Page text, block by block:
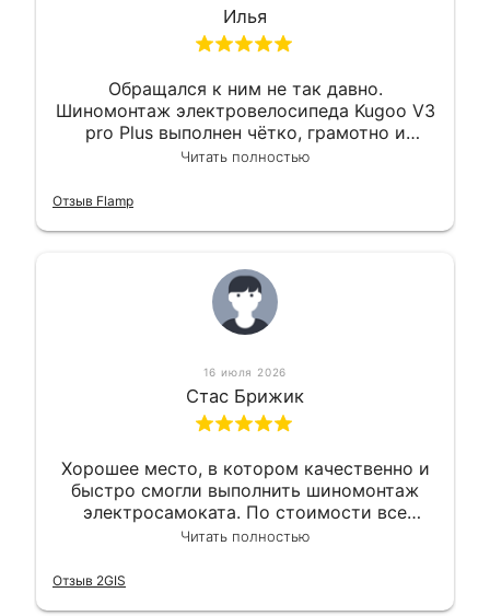
Илья
Обращался к ним не так давно.
Шиномонтаж электровелосипеда Kugoo V3
pro Plus выполнен чётко, грамотно и
квалифицированно. Всё сделано
Читать полностью
Отзыв Flamp
16 июля 2026
Стас Брижик
Хорошее место, в котором качественно и
быстро смогли выполнить шиномонтаж
электросамоката. По стоимости все
вышло вообще приемлемо хочу сказать.
Читать полностью
Отзыв 2GIS